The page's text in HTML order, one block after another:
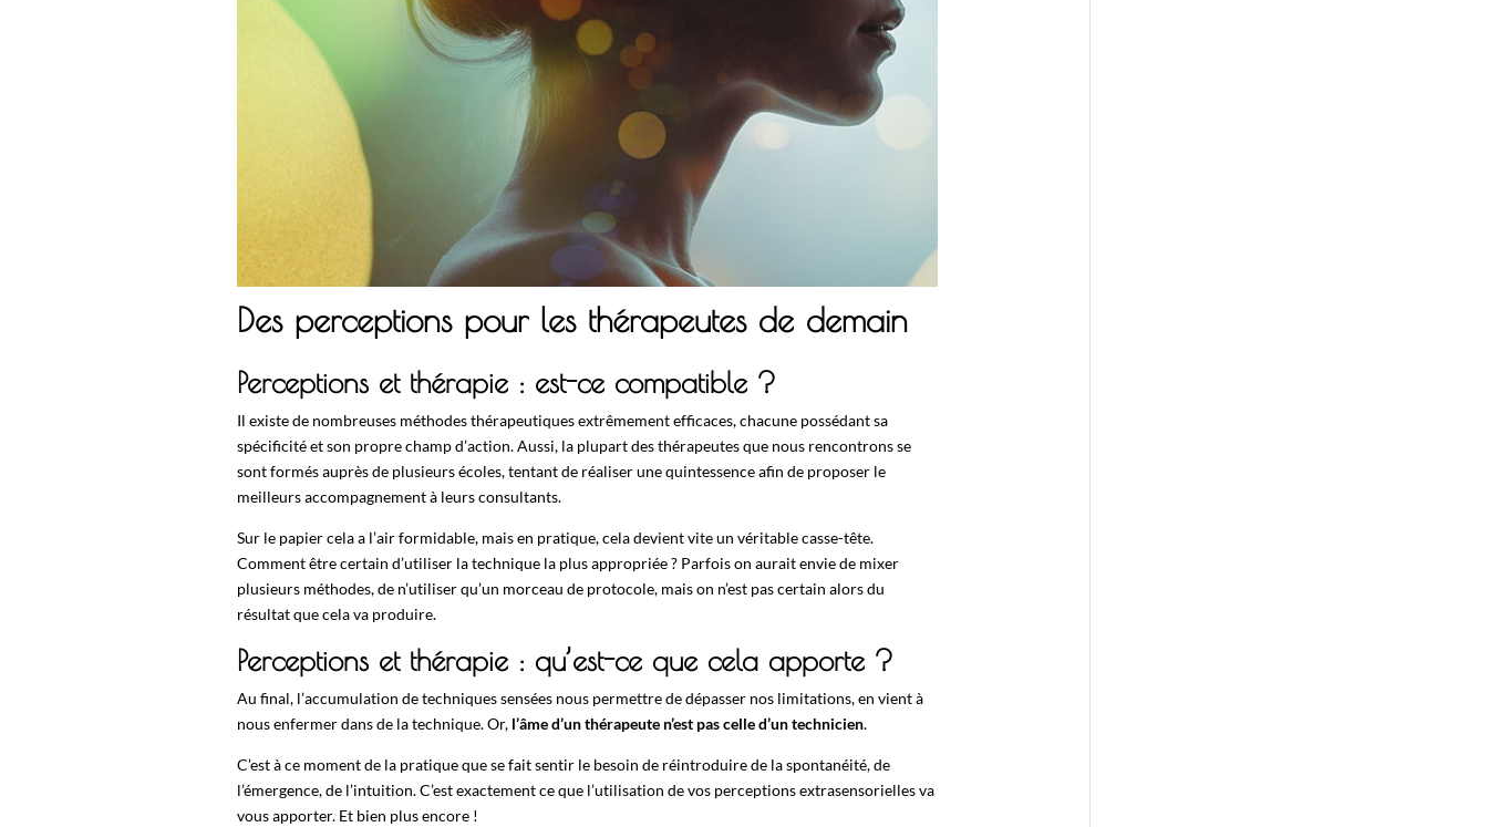
Des perceptions pour les thérapeutes de demain
Perceptions et thérapie : est-ce compatible ?
Il existe de nombreuses méthodes thérapeutiques extrêmement efficaces, chacune possédant sa
spécificité et son propre champ d’action. Aussi, la plupart des thérapeutes que nous rencontrons se
sont formés auprès de plusieurs écoles, tentant de réaliser une quintessence afin de proposer le
meilleurs accompagnement à leurs consultants.
Sur le papier cela a l’air formidable, mais en pratique, cela devient vite un véritable casse-tête.
Comment être certain d’utiliser la technique la plus appropriée ? Parfois on aurait envie de mixer
plusieurs méthodes, de n’utiliser qu’un morceau de protocole, mais on n’est pas certain alors du
résultat que cela va produire.
Perceptions et thérapie : qu’est-ce que cela apporte ?
Au final, l’accumulation de techniques sensées nous permettre de dépasser nos limitations, en vient à
nous enfermer dans de la technique. Or, l’âme d’un thérapeute n’est pas celle d’un technicien.
C’est à ce moment de la pratique que se fait sentir le besoin de réintroduire de la spontanéité, de
l’émergence, de l’intuition. C’est exactement ce que l’utilisation de vos perceptions extrasensorielles va
vous apporter. Et bien plus encore !